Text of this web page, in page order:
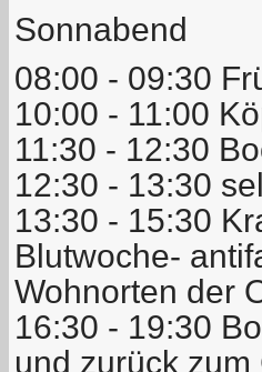
Sonnabend
08:00 - 09:30
10:00 - 11:00
11:30 - 12:30
12:30 - 13:30
13:30 - 15:30
Blutwoche-
Wohnorten der
16:30 - 19:30
und zurück zum